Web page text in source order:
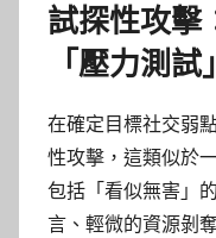
試探性攻擊
「壓力測試」
在確定目標社交弱
性攻擊，這類似於
包括「看似無害」
言、輕微的資源剝